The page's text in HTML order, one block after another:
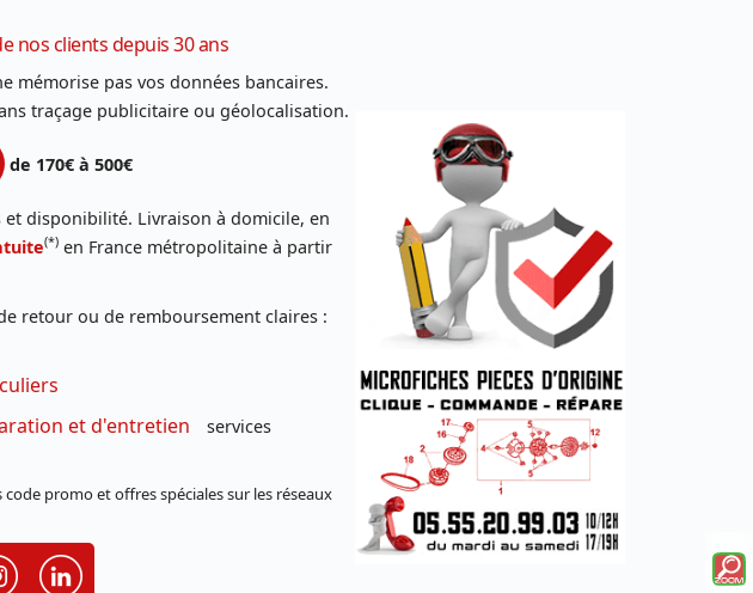
nos clients depuis 30 ans
mémorise pas vos données bancaires.
traçage publicitaire ou géolocalisation.
de 170€ à 500€
et disponibilité. Livraison à domicile, en
(*) en France métropolitaine à partir
retour ou de remboursement claires :
et d'entretien
services
code promo et offres spéciales sur les réseaux